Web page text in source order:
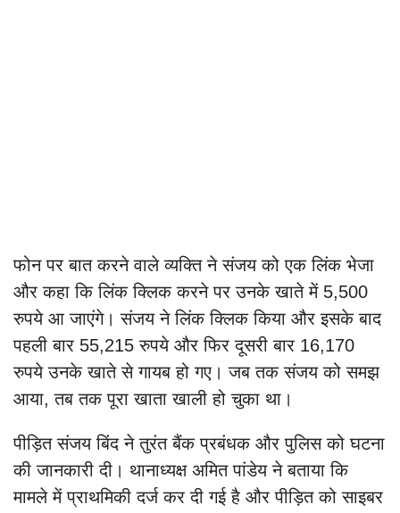
फोन पर बात करने वाले व्यक्ति ने संजय को एक लिंक भेजा
और कहा कि लिंक क्लिक करने पर उनके खाते में 5,500
रुपये आ जाएंगे। संजय ने लिंक क्लिक किया और इसके बाद
पहली बार 55,215 रुपये और फिर दूसरी बार 16,170
रुपये उनके खाते से गायब हो गए। जब तक संजय को समझ
आया, तब तक पूरा खाता खाली हो चुका था।
पीड़ित संजय बिंद ने तुरंत बैंक प्रबंधक और पुलिस को घटना
की जानकारी दी। थानाध्यक्ष अमित पांडेय ने बताया कि
मामले में प्राथमिकी दर्ज कर दी गई है और पीड़ित को साइबर